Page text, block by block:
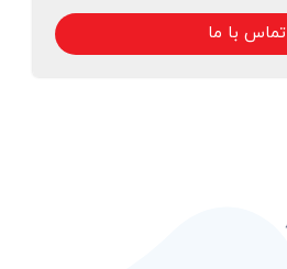
تماس با ما